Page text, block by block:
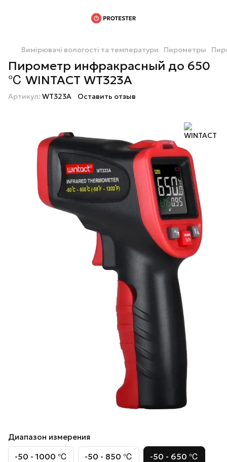
Вимірювачі вологості та температури Пирометры
Пирометр инфракрасный до 650
℃ WINTACT WT323A
Артикул: WT323A Оставить отзыв
Диапазон измерения
-50 - 1000 ℃ -50 - 850 ℃ -50 - 650 ℃